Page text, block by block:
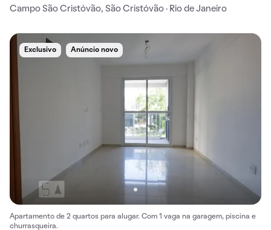
Campo São Cristóvão, São Cristóvão · Rio de Janeiro
Exclusivo Anúncio novo
Apartamento de 2 quartos para alugar. Com 1 vaga na garagem, piscina e
churrasqueira.